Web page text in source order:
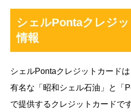
シェルPontaクレジ
情報
シェルPontaクレジットカード
有名な「昭和シェル石油」と「
で提供するクレジットカードです